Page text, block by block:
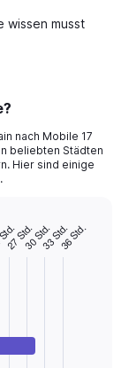
wissen musst
nach Mobile 17
beliebten Städten
Hier sind einige
30 Std.
27 Std.33 Std.36 Std.